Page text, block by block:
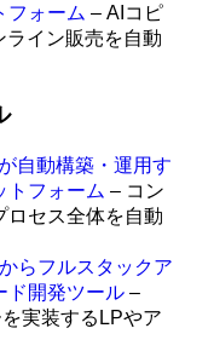
フォーム – AIコピ
ライン販売を自動
自動構築・運用す
トフォーム – コン
ロセス全体を自動
らフルスタックア
ド開発ツール –
実装するLPやア